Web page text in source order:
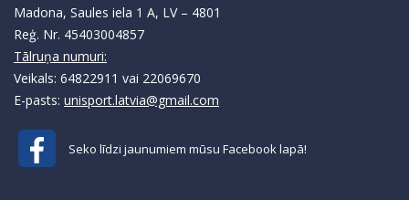
Madona, Saules iela 1 A, LV – 4801
Reģ. Nr. 45403004857
Tālruņa numuri:
Veikals: 64822911 vai 22069670
E-pasts: unisport.latvia@gmail.com
Seko līdzi jaunumiem mūsu Facebook lapā!